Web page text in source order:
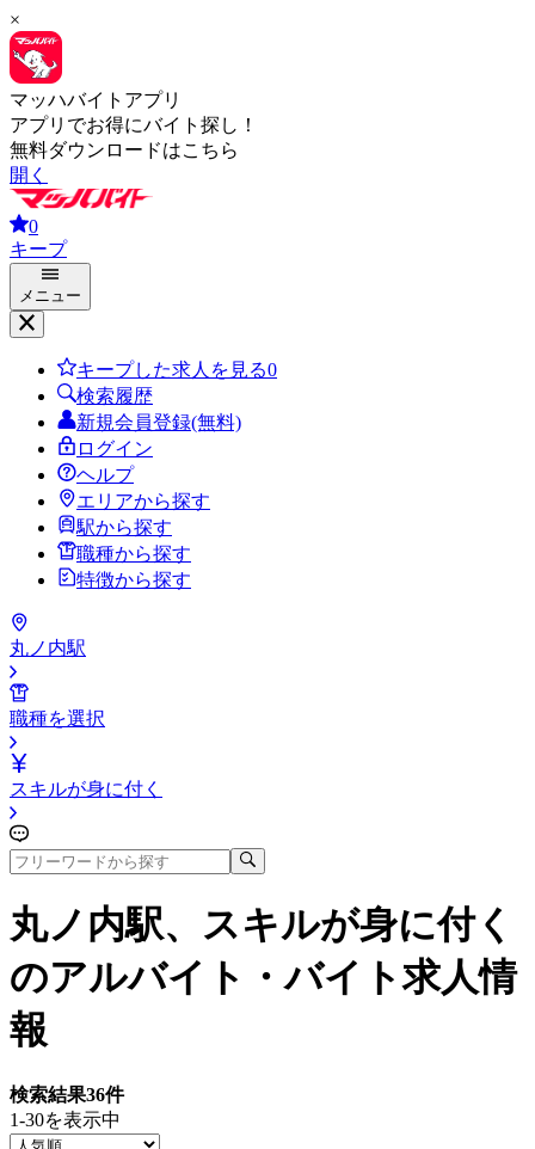
×
マッハバイトアプリ
アプリでお得にバイト探し！
無料ダウンロードはこちら
開く
0
キープ
メニュー
キープした求人を見る0
検索履歴
新規会員登録(無料)
ログイン
ヘルプ
エリアから探す
駅から探す
職種から探す
特徴から探す
丸ノ内駅
職種を選択
スキルが身に付く
丸ノ内駅、スキルが身に付く
のアルバイト・バイト求人情
報
検索結果36件
1-30を表示中